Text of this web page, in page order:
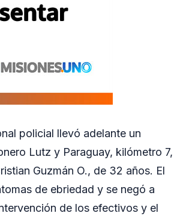
policial llevó adelante un
Lutz y Paraguay, kilómetro 7,
Guzmán O., de 32 años. El
de ebriedad y se negó a
de los efectivos y el